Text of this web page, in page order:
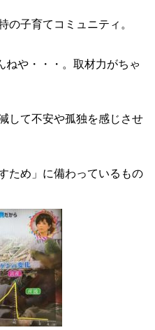
の子育てコミュニティ。
ねや・・・。取材力がちゃ
して不安や孤独を感じさせ
ため」に備わっているもの